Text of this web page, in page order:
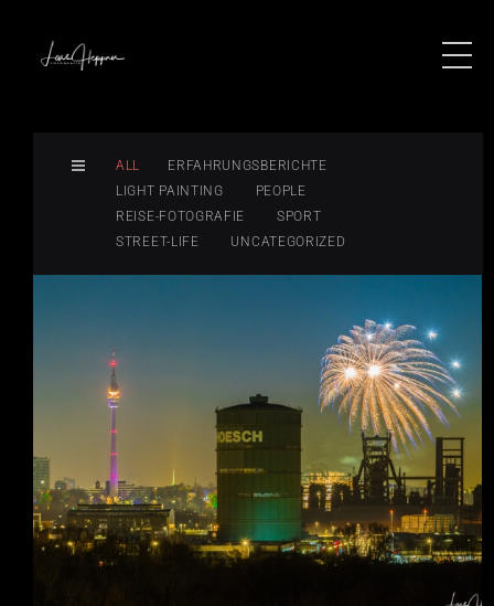
ALL
ERFAHRUNGSBERICHTE
LIGHT PAINTING
PEOPLE
REISE-FOTOGRAFIE
SPORT
STREET-LIFE
UNCATEGORIZED